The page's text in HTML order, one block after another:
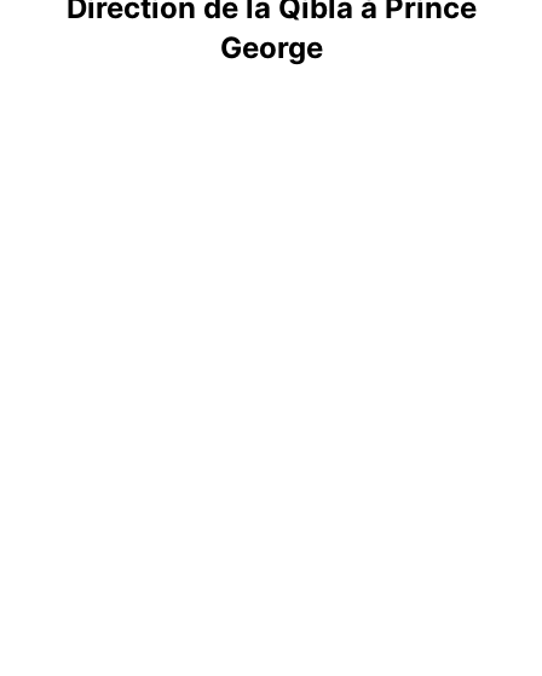
Direction de la Qibla à Prince
George